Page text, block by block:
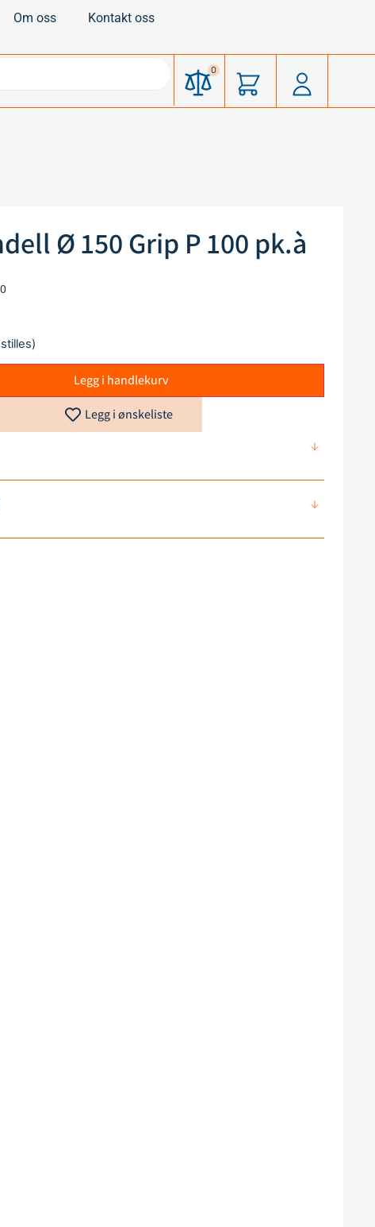
Om oss Kontakt oss
0
Ø 150 Grip P 100 pk.à
Legg i handlekurv
Legg i ønskeliste